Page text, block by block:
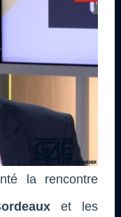
la rencontre
et les